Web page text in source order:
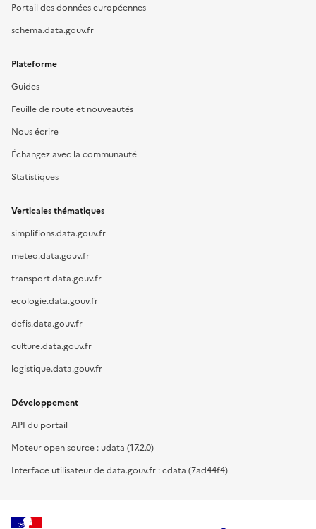
Portail des données européennes
schema.data.gouv.fr
Plateforme
Guides
Feuille de route et nouveautés
Nous écrire
Échangez avec la communauté
Statistiques
Verticales thématiques
simplifions.data.gouv.fr
meteo.data.gouv.fr
transport.data.gouv.fr
ecologie.data.gouv.fr
defis.data.gouv.fr
culture.data.gouv.fr
logistique.data.gouv.fr
Développement
API du portail
Moteur open source : udata (17.2.0)
Interface utilisateur de data.gouv.fr : cdata (7ad44f4)